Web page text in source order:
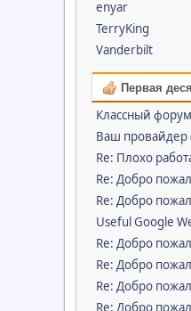
enyar
TerryKing
Vanderbilt
Первая
Классный
Ваш провайдер
Re: Плохо
Re: Добро
Re: Добро
Useful Google
Re: Добро
Re: Добро
Re: Добро
Re: Добро